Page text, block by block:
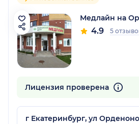
Медлайн на
4.9 5
Лицензия проверена
г Екатеринбург, ул